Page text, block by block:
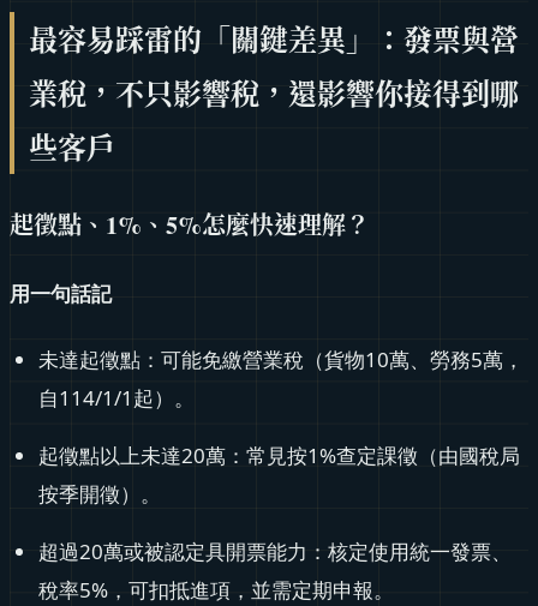
最容易踩雷的「關鍵差異」：發票與營
業稅，不只影響稅，還影響你接得到哪
些客戶
起徵點、1%、5%怎麼快速理解？
用一句話記
未達起徵點：可能免繳營業稅（貨物10萬、勞務5萬，
自114/1/1起）。
起徵點以上未達20萬：常見按1%查定課徵（由國稅局
按季開徵）。
超過20萬或被認定具開票能力：核定使用統一發票、
稅率5%，可扣抵進項，並需定期申報。